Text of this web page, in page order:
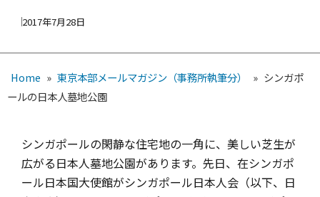
2017年7月28日
Home » 東京本部メールマガジン（事務所執筆分） » シンガポ
ールの日本人墓地公園
シンガポールの閑静な住宅地の一角に、美しい芝生が
広がる日本人墓地公園があります。先日、在シンガポ
ール日本国大使館がシンガポール日本人会（以下、日